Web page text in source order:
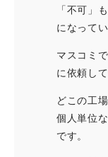
「不可」
になってい
マスコミ
に依頼し
どこの工
個人単位
です。